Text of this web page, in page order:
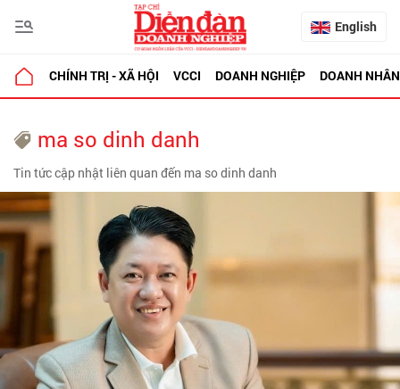
English
CHÍNH TRỊ - XÃ HỘI VCCI DOANH NGHIỆP DOANH NHÂN
ma so dinh danh
Tin tức cập nhật liên quan đến ma so dinh danh